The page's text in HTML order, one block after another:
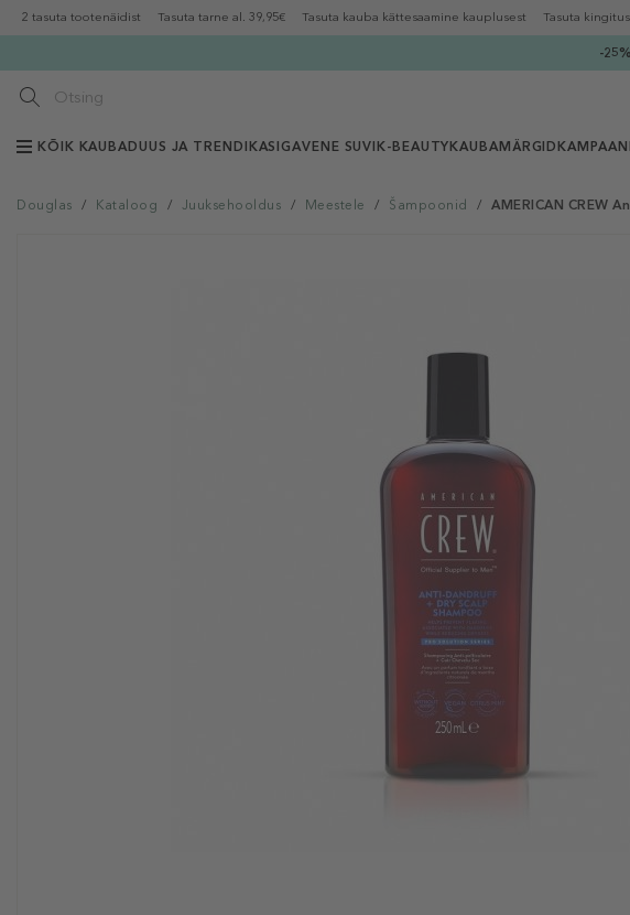
2 tasuta tootenäidist Tasuta tarne al. 39,95€ Tasuta kauba kättesaamine kauplusest Tasuta
-
KÕIK KAUBADUUS JA TRENDIKAS IGAVENE SUVI K-BEAUTY KAUBAMÄRGID
Douglas / Kataloog / Juuksehooldus / Meestele / Šampoonid / AMERICAN CREW